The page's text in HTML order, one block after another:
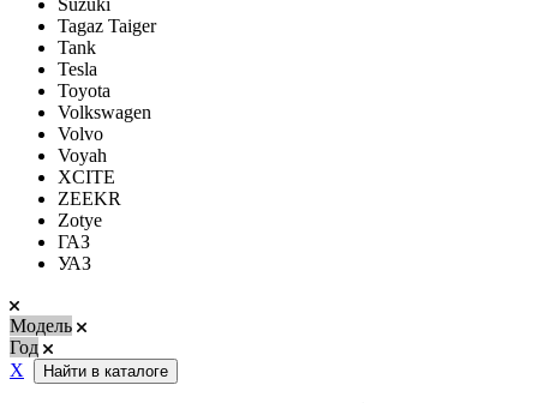
Suzuki
Tagaz Taiger
Tank
Tesla
Toyota
Volkswagen
Volvo
Voyah
XCITE
ZEEKR
Zotye
ГАЗ
УАЗ
Модель
Год
Х
Найти в каталоге